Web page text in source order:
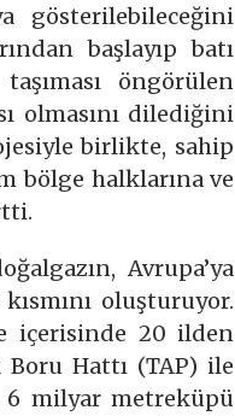
gösterilebileceğini
başlayıp batı
öngörülen
olmasını dilediğini
birlikte, sahip
bölge halklarına ve
Avrupa’ya
oluşturuyor.
içerisinde 20 ilden
Hattı (TAP) ile
6 milyar metreküpü